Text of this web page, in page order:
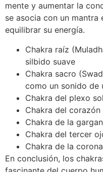
mente y aumentar la
se asocia con un mantra
equilibrar su energía.
Chakra raíz
silbido suave
Chakra sacro
como un sonido
Chakra del plexo
Chakra del corazón
Chakra de la
Chakra del tercer
Chakra de la
En conclusión, los